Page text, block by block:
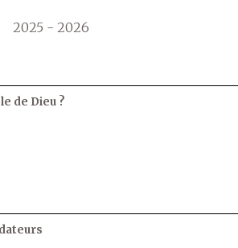
2025 - 2026
de Dieu ?